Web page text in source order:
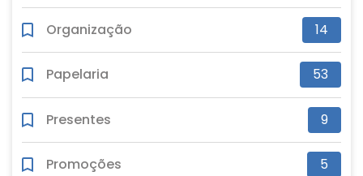
Organização 14
Papelaria 53
Presentes 9
Promoções 5